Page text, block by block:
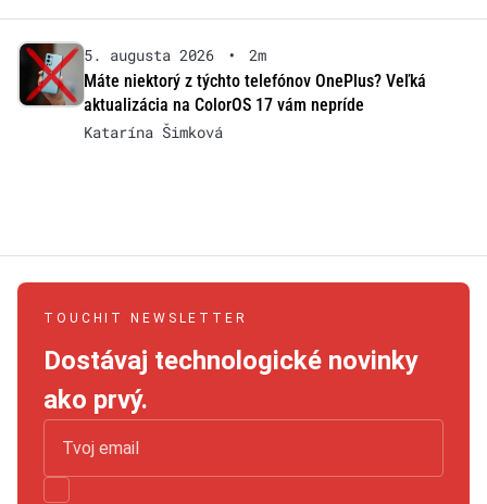
5. augusta 2026 •
2m
Máte niektorý z týchto telefónov OnePlus? Veľká
aktualizácia na ColorOS 17 vám nepríde
Katarína Šimková
TOUCHIT NEWSLETTER
Dostávaj technologické novinky
ako prvý.